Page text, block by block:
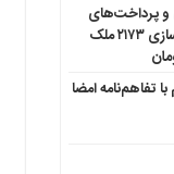
و پرداخت‌های
عمومی در شرایط جنگی/ مولدسازی ۲۱۷۳ ملک
تفاهم‌نامه امضا